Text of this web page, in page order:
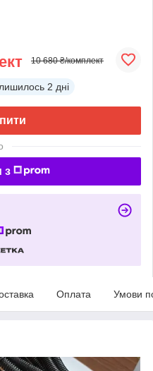
10 680 ₴/комплект
2 дні
з
Оплата Умови